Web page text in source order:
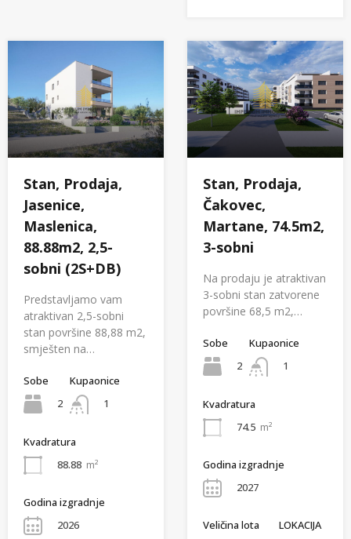
Stan, Prodaja,
Jasenice,
Maslenica,
88.88m2, 2,5-
sobni (2S+DB)
Predstavljamo vam
atraktivan 2,5-sobni
stan površine 88,88 m2,
smješten na…
Sobe
2
Kupaonice
1
Kvadratura
88.88 m²
Godina izgradnje
2026
Stan, Prodaja,
Čakovec,
Martane, 74.5m2,
3-sobni
Na prodaju je atraktivan
3-sobni stan zatvorene
površine 68,5 m2,…
Sobe
2
Kupaonice
1
Kvadratura
74.5 m²
Godina izgradnje
2027
Veličina lota
LOKACIJA